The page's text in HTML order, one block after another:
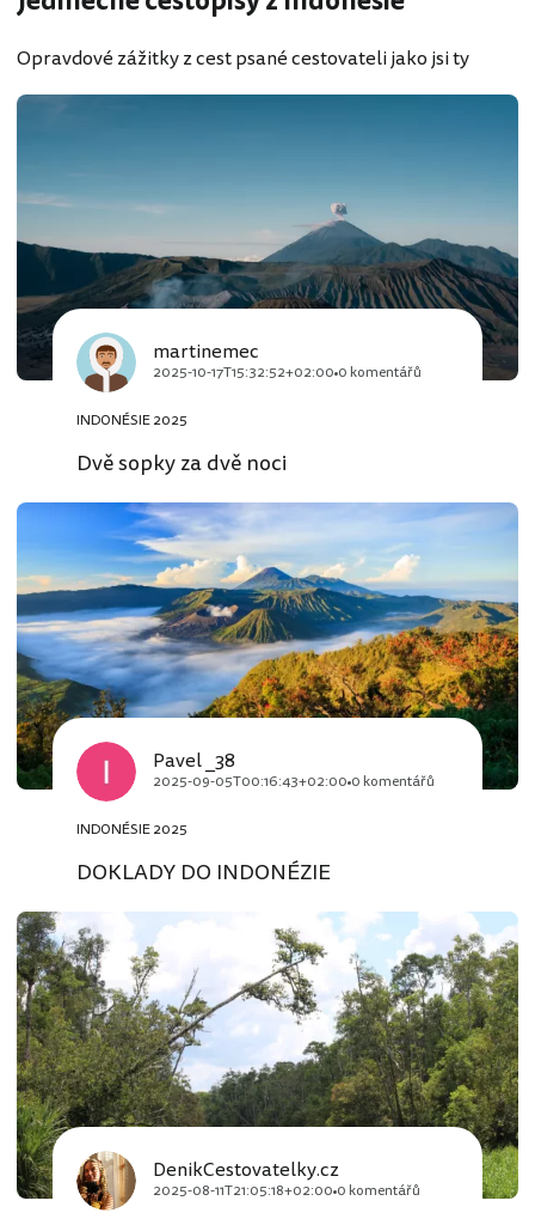
Opravdové zážitky z cest psané cestovateli jako jsi ty
martinemec
2025-10-17T15:32:52+02:00 0 komentářů
INDONÉSIE 2025
Dvě sopky za dvě noci
Pavel _38
2025-09-05T00:16:43+02:00 0 komentářů
INDONÉSIE 2025
DOKLADY DO INDONÉZIE
DenikCestovatelky.cz
2025-08-11T21:05:18+02:00 0 komentářů